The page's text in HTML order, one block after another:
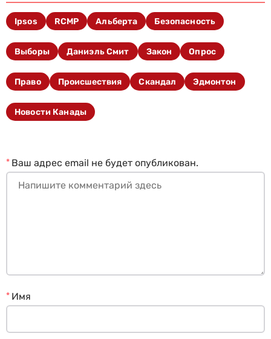
Ipsos RCMP Альберта Безопасность
Выборы Даниэль Смит Закон Опрос
Право Происшествия Скандал Эдмонтон
Новости Канады
Ваш адрес email не будет опубликован.
*
Имя
*